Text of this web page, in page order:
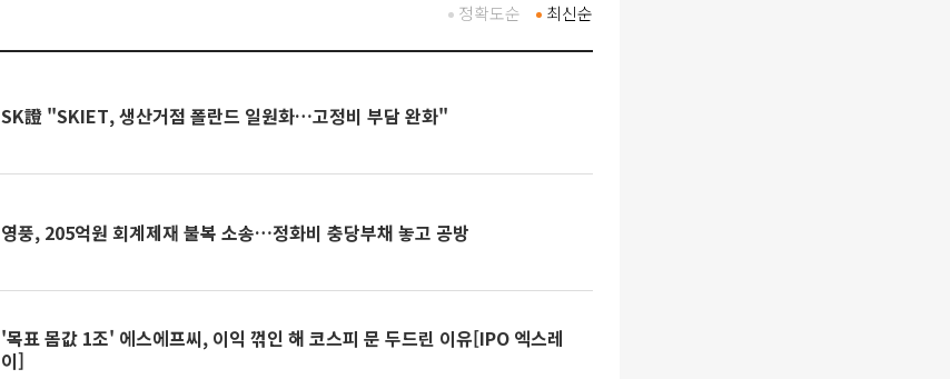
최신순
정확도순
SK證 "SKIET, 생산거점 폴란드 일원화…고정비 부담 완화"
영풍, 205억원 회계제재 불복 소송…정화비 충당부채 놓고 공방
'목표 몸값 1조' 에스에프씨, 이익 꺾인 해 코스피 문 두드린 이유[IPO 엑스레
이]